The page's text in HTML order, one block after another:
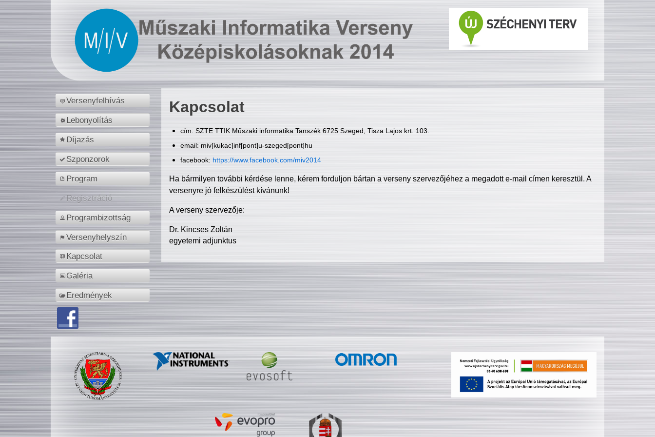
Versenyfelhívás
Lebonyolítás
Díjazás
Szponzorok
Program
Regisztráció
Programbizottság
Versenyhelyszín
Kapcsolat
Galéria
Eredmények
Kapcsolat
cím: SZTE TTIK Műszaki informatika Tanszék 6725 Szeged, Tisza Lajos krt. 103.
email: miv[kukac]inf[pont]u-szeged[pont]hu
facebook: https://www.facebook.com/miv2014
Ha bármilyen további kérdése lenne, kérem forduljon bártan a verseny szervezőjéhez a megadott e-mail címen keresztül. A
versenyre jó felkészülést kívánunk!
A verseny szervezője:
Dr. Kincses Zoltán
egyetemi adjunktus